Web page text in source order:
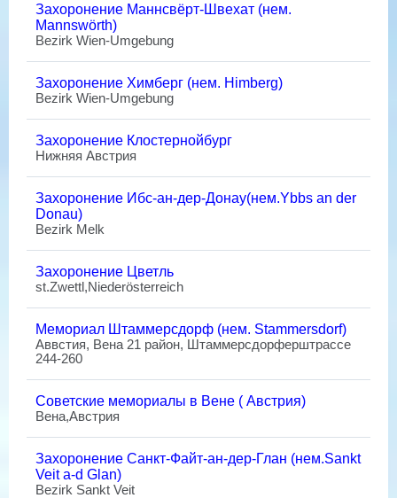
Захоронение Маннсвёрт-Швехат (нем.
Mannswörth)
Bezirk Wien-Umgebung
Захоронение Химберг (нем. Himberg)
Bezirk Wien-Umgebung
Захоронение Клостернойбург
Нижняя Австрия
Захоронение Ибс-ан-дер-Донау(нем.Ybbs an der
Donau)
Bezirk Melk
Захоронение Цветль
st.Zwettl,Niederösterreich
Мемориал Штаммерсдорф (нем. Stammersdorf)
Аввстия, Вена 21 район, Штаммерсдорферштрассе
244-260
Советские мемориалы в Вене ( Австрия)
Вена,Австрия
Захоронение Санкт-Файт-ан-дер-Глан (нем.Sankt
Veit a-d Glan)
Bezirk Sankt Veit